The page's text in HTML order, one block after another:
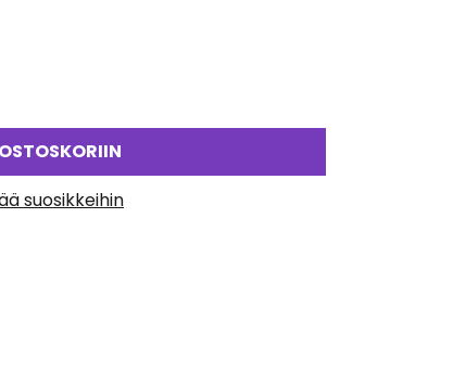
suosikkeihin